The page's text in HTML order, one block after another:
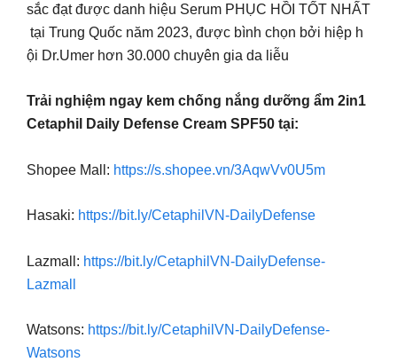
sắc đạt được danh hiệu Serum PHỤC HỒI TỐT NHẤT
tại Trung Quốc năm 2023, được bình chọn bởi hiệp h
ội Dr.Umer hơn 30.000 chuyên gia da liễu
Trải nghiệm ngay kem chống nắng dưỡng ẩm 2in1
Cetaphil Daily Defense Cream SPF50 tại:
Shopee Mall: https://s.shopee.vn/3AqwVv0U5m
Hasaki: https://bit.ly/CetaphilVN-DailyDefense
Lazmall: https://bit.ly/CetaphilVN-DailyDefense-
Lazmall
Watsons: https://bit.ly/CetaphilVN-DailyDefense-
Watsons